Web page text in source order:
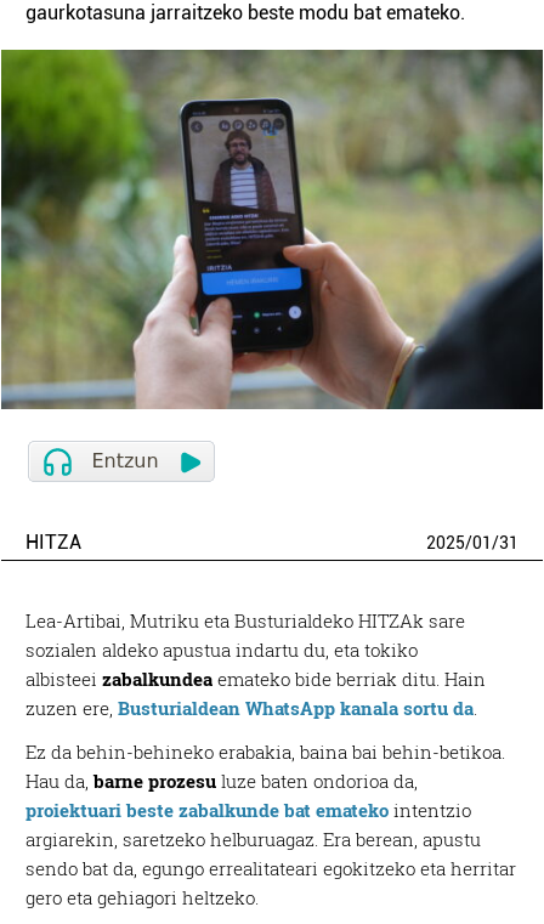
gaurkotasuna jarraitzeko beste modu bat emateko.
HITZA 2025/01/31
Lea-Artibai, Mutriku eta Busturialdeko HITZAk sare
sozialen aldeko apustua indartu du, eta tokiko
albisteeizabalkundea emateko bide berriak ditu. Hain
zuzen ere,Busturialdean WhatsApp kanala sortu da.
Ez da behin-behineko erabakia, baina bai behin-betikoa.
Hau da,barne prozesu luze baten ondorioa da,
proiektuari beste zabalkunde bat emateko intentzio
argiarekin, saretzeko helburuagaz. Era berean, apustu
sendo bat da, egungo errealitateari egokitzeko eta herritar
gero eta gehiagori heltzeko.